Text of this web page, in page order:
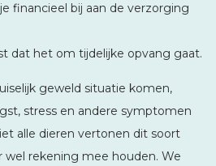
financieel bij aan de verzorging
dat het om tijdelijke opvang gaat.
geweld situatie komen,
stress en andere symptomen
alle dieren vertonen dit soort
wel rekening mee houden. We